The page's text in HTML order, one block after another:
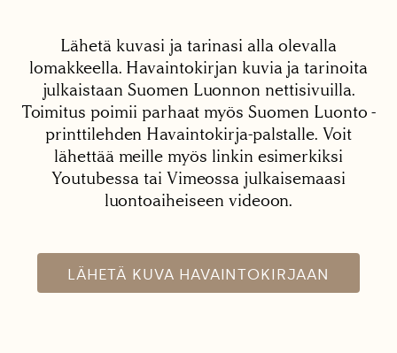
Lähetä kuvasi ja tarinasi alla olevalla
lomakkeella. Havaintokirjan kuvia ja tarinoita
julkaistaan Suomen Luonnon nettisivuilla.
Toimitus poimii parhaat myös Suomen Luonto -
printtilehden Havaintokirja-palstalle. Voit
lähettää meille myös linkin esimerkiksi
Youtubessa tai Vimeossa julkaisemaasi
luontoaiheiseen videoon.
LÄHETÄ KUVA HAVAINTOKIRJAAN